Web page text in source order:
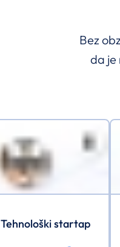
Bez
da je
Tehnološki startap